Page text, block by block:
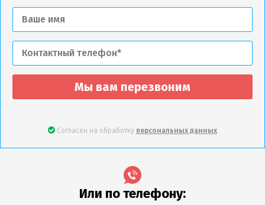
Мы вам перезвоним
Согласен на обработку персональных данных
Или по телефону: